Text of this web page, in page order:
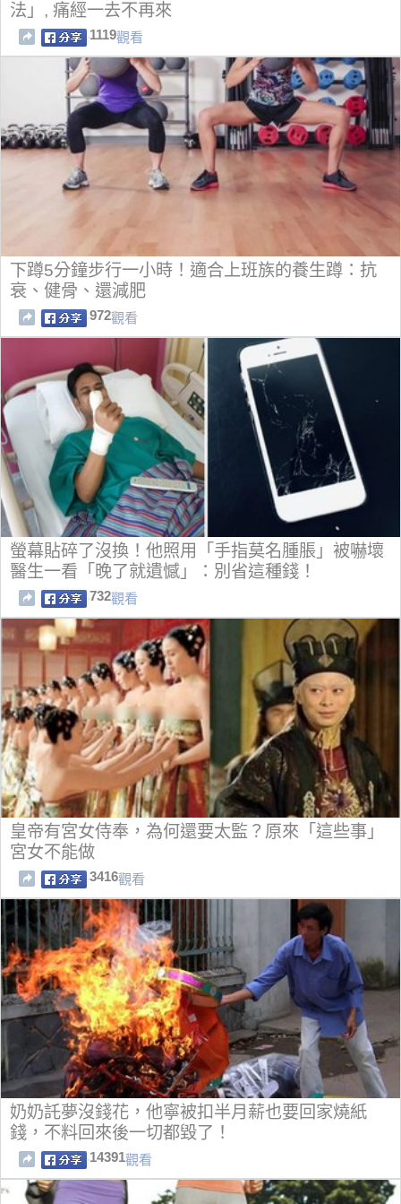
法」, 痛經一去不再來
1119觀看
下蹲5分鐘步行一小時！適合上班族的養生蹲：抗
衰、健骨、還減肥
972觀看
螢幕貼碎了沒換！他照用「手指莫名腫脹」被嚇壞
醫生一看「晚了就遺憾」：別省這種錢！
732觀看
皇帝有宮女侍奉，為何還要太監？原來「這些事」
宮女不能做
3416觀看
奶奶託夢沒錢花，他寧被扣半月薪也要回家燒紙
錢，不料回來後一切都毀了！
14391觀看